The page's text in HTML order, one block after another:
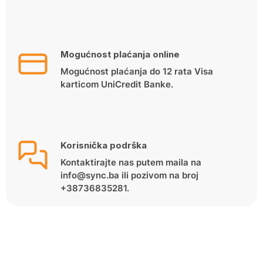
Mogućnost plaćanja online
Mogućnost plaćanja do 12 rata Visa
karticom UniCredit Banke.
Korisnička podrška
Kontaktirajte nas putem maila na
info@sync.ba ili pozivom na broj
+38736835281.